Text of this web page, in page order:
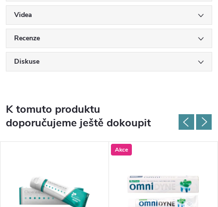
Videa
Recenze
Diskuse
K tomuto produktu
doporučujeme ještě dokoupit
Akce